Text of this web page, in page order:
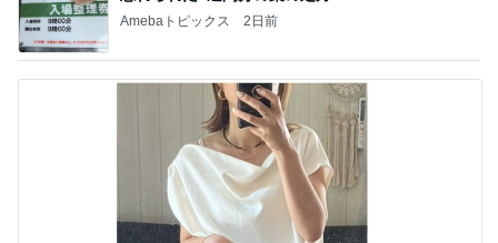
Amebaトピックス 2日前